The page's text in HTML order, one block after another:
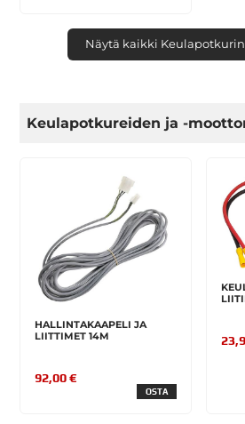
Näytä kaikki Keulapotkurin
Keulapotkureiden ja -
HALLINTAKAAPELI JA
LIITTIMET 14M
92,00 €
OSTA